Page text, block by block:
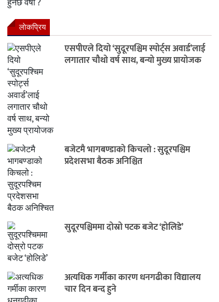
लाेकप्रिय
एसपीएले दियो ‘सुदूरपश्चिम स्पोर्ट्स अवार्ड’लाई
लगातार चौथो वर्ष साथ, बन्यो मुख्य प्रायोजक
बजेटमै भागबण्डाको किचलो : सुदूरपश्चिम
प्रदेशसभा बैठक अनिश्चित
सुदूरपश्चिममा दोस्रो पटक बजेट ‘होलिडे’
अत्यधिक गर्मीका कारण धनगढीका विद्यालय
चार दिन बन्द हुने